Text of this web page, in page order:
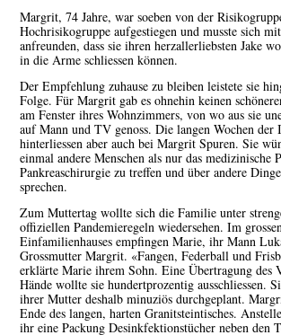
Margrit, 74 Jahre, war soeben von der
Hochrisikogruppe aufgestiegen und musste sich
anfreunden, dass sie ihren herzallerliebsten Jake
in die Arme schliessen können.
Der Empfehlung zuhause zu bleiben leistete sie
Folge. Für Margrit gab es ohnehin keinen
am Fenster ihres Wohnzimmers, von wo aus sie
auf Mann und TV genoss. Die langen Wochen der
hinterliessen aber auch bei Margrit Spuren. Sie
einmal andere Menschen als nur das medizinische
Pankreaschirurgie zu treffen und über andere
sprechen.
Zum Muttertag wollte sich die Familie unter
offiziellen Pandemieregeln wiedersehen. Im
Einfamilienhauses empfingen Marie, ihr Mann
Grossmutter Margrit. «Fangen, Federball und
erklärte Marie ihrem Sohn. Eine Übertragung des
Hände wollte sie hundertprozentig ausschliessen.
ihrer Mutter deshalb minuziös durchgeplant.
Ende des langen, harten Granitsteintisches.
ihr eine Packung Desinkfektionstücher neben den